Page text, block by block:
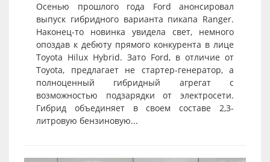
Осенью прошлого года Ford анонсировал
выпуск гибридного варианта пикапа Ranger.
Наконец-то новинка увидела свет, немного
опоздав к дебюту прямого конкурента в лице
Toyota Hilux Hybrid. Зато Ford, в отличие от
Toyota, предлагает не стартер-генератор, а
полноценный гибридный агрегат с
возможностью подзарядки от электросети.
Гибрид объединяет в своем составе 2,3-
литровую бензиновую...